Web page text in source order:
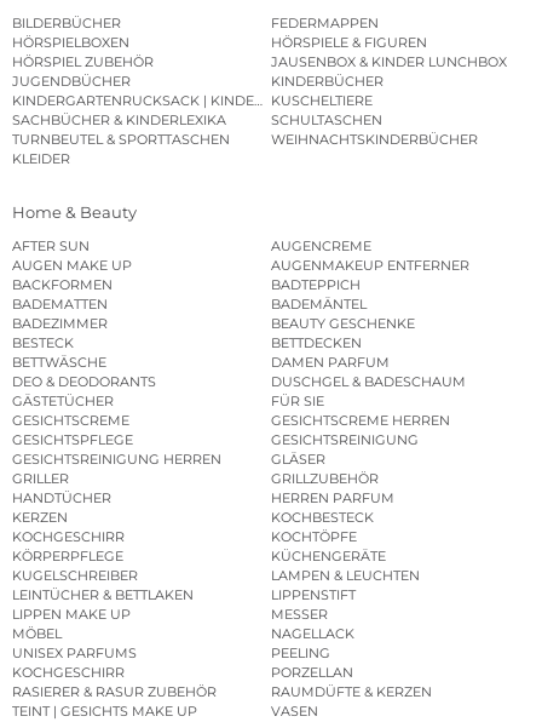
BILDERBÜCHER
FEDERMAPPEN
HÖRSPIELBOXEN
HÖRSPIELE & FIGUREN
HÖRSPIEL ZUBEHÖR
JAUSENBOX & KINDER LUNCHBOX
JUGENDBÜCHER
KINDERBÜCHER
KINDERGARTENRUCKSACK | KINDERGARTENBEUTEL
KUSCHELTIERE
SACHBÜCHER & KINDERLEXIKA
SCHULTASCHEN
TURNBEUTEL & SPORTTASCHEN
WEIHNACHTSKINDERBÜCHER
KLEIDER
Home & Beauty
AFTER SUN
AUGENCREME
AUGEN MAKE UP
AUGENMAKEUP ENTFERNER
BACKFORMEN
BADTEPPICH
BADEMATTEN
BADEMÄNTEL
BADEZIMMER
BEAUTY GESCHENKE
BESTECK
BETTDECKEN
BETTWÄSCHE
DAMEN PARFUM
DEO & DEODORANTS
DUSCHGEL & BADESCHAUM
GÄSTETÜCHER
FÜR SIE
GESICHTSCREME
GESICHTSCREME HERREN
GESICHTSPFLEGE
GESICHTSREINIGUNG
GESICHTSREINIGUNG HERREN
GLÄSER
GRILLER
GRILLZUBEHÖR
HANDTÜCHER
HERREN PARFUM
KERZEN
KOCHBESTECK
KOCHGESCHIRR
KOCHTÖPFE
KÖRPERPFLEGE
KÜCHENGERÄTE
KUGELSCHREIBER
LAMPEN & LEUCHTEN
LEINTÜCHER & BETTLAKEN
LIPPENSTIFT
LIPPEN MAKE UP
MESSER
MÖBEL
NAGELLACK
UNISEX PARFUMS
PEELING
KOCHGESCHIRR
PORZELLAN
RASIERER & RASUR ZUBEHÖR
RAUMDÜFTE & KERZEN
TEINT | GESICHTS MAKE UP
VASEN